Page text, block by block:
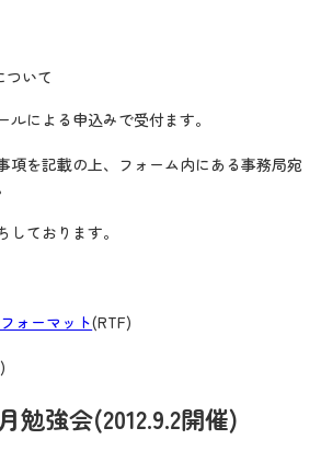
ついて
による申込みで受付ます。
項を記載の上、フォーム内にある事務局宛
ております。
ォーマット(RTF)
勉強会(2012.9.2開催)